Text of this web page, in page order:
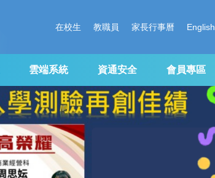
雲端系統 資通安全 會員專區
在校生 教職員 家長行事曆 English